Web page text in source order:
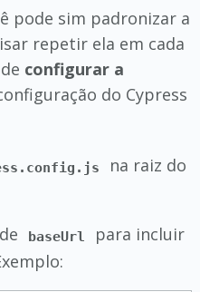
pode sim padronizar a
repetir ela em cada
configurar a
do Cypress
na raiz do
baseUrl
para incluir